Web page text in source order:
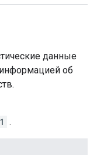
данные
об
.